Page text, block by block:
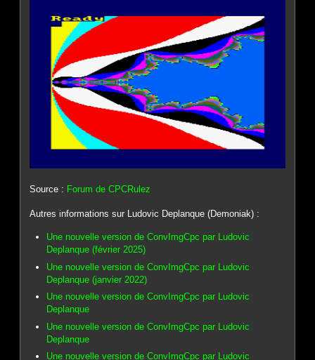
Source : Forum de CPCRulez
Autres informations sur Ludovic Deplanque (Demoniak) :
Une nouvelle version de ConvImgCpc par Ludovic
Deplanque (février 2025)
Une nouvelle version de ConvImgCpc par Ludovic
Deplanque (janvier 2022)
Une nouvelle version de ConvImgCpc par Ludovic
Deplanque
Une nouvelle version de ConvImgCpc par Ludovic
Deplanque
Une nouvelle version de ConvImgCpc par Ludovic